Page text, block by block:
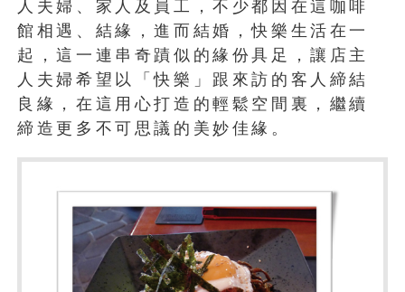
人夫婦、家人及員工，不少都因在這咖啡
館相遇、結緣，進而結婚，快樂生活在一
起，這一連串奇蹟似的緣份具足，讓店主
人夫婦希望以「快樂」跟來訪的客人締結
良緣，在這用心打造的輕鬆空間裏，繼續
締造更多不可思議的美妙佳緣。